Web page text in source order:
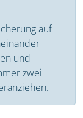
auf
und
zwei